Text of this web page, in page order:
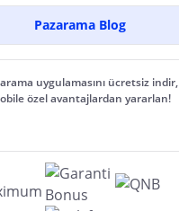
Pazarama Blog
uygulamasını ücretsiz indir,
özel avantajlardan yararlan!